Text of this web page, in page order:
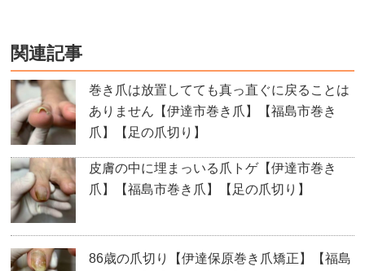
関連記事
巻き爪は放置してても真っ直ぐに戻ることは
ありません【伊達市巻き爪】【福島市巻き
爪】【足の爪切り】
皮膚の中に埋まっいる爪トゲ【伊達市巻き
爪】【福島市巻き爪】【足の爪切り】
86歳の爪切り【伊達保原巻き爪矯正】【福島